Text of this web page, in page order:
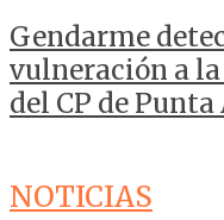
Gendarme
vulneración a
del CP de Punta
NOTICIAS